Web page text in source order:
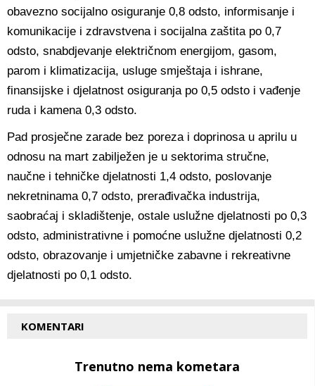
obavezno socijalno osiguranje 0,8 odsto, informisanje i
komunikacije i zdravstvena i socijalna zaštita po 0,7
odsto, snabdjevanje električnom energijom, gasom,
parom i klimatizacija, usluge smještaja i ishrane,
finansijske i djelatnost osiguranja po 0,5 odsto i vađenje
ruda i kamena 0,3 odsto.
Pad prosječne zarade bez poreza i doprinosa u aprilu u
odnosu na mart zabilježen je u sektorima stručne,
naučne i tehničke djelatnosti 1,4 odsto, poslovanje
nekretninama 0,7 odsto, prerađivačka industrija,
saobraćaj i skladištenje, ostale uslužne djelatnosti po 0,3
odsto, administrativne i pomoćne uslužne djelatnosti 0,2
odsto, obrazovanje i umjetničke zabavne i rekreativne
djelatnosti po 0,1 odsto.
KOMENTARI
Trenutno nema kometara